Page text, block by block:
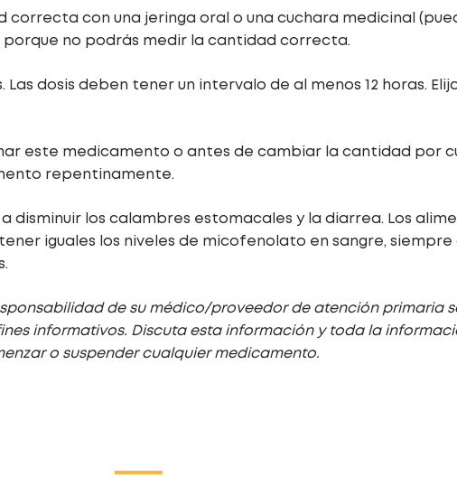
con una jeringa oral o una cuchara medicinal
no podrás medir la cantidad correcta.
dosis deben tener un intervalo de al menos 12 horas.
este medicamento o antes de cambiar la cantidad por
repentinamente.
disminuir los calambres estomacales y la diarrea. Los
iguales los niveles de micofenolato en sangre,
de su médico/proveedor de atención primaria
informativos. Discuta esta información y toda la
o suspender cualquier medicamento.